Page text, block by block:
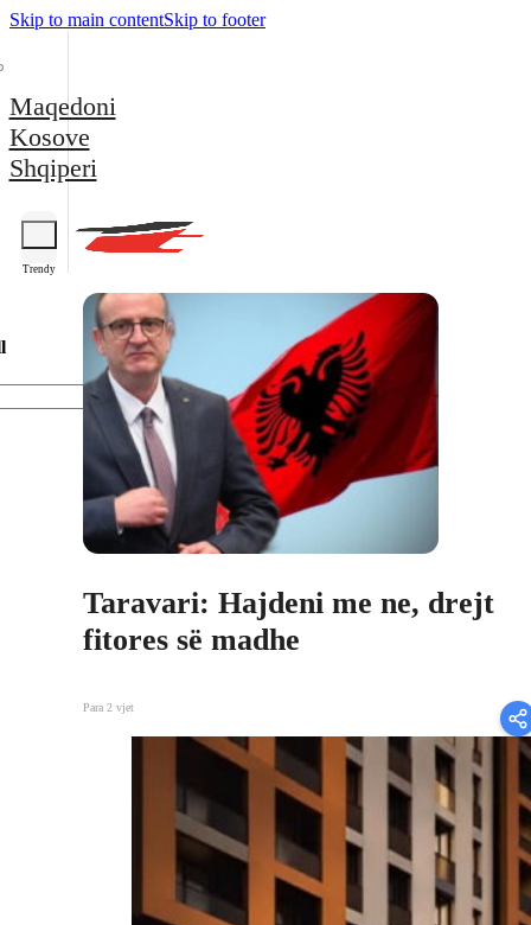
Skip to main contentSkip to footer
Maqedoni
Kosove
Shqiperi
Trendy
Taravari: Hajdeni me ne, drejt
fitores së madhe
Para 2 vjet